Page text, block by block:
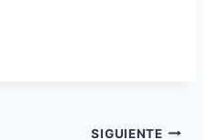
SIGUIENTE